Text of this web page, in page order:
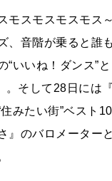
モスモスモスモス
、音階が乗ると誰
“いいね！ダンス”
。そして28日には
住みたい街”ベスト
』のバロメータ